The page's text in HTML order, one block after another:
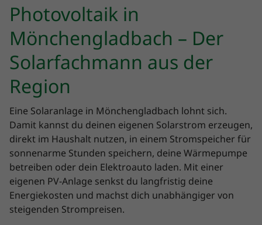
Photovoltaik in
Mönchengladbach – Der
Solarfachmann aus der
Region
Eine Solaranlage in Mönchengladbach lohnt sich.
Damit kannst du deinen eigenen Solarstrom erzeugen,
direkt im Haushalt nutzen, in einem Stromspeicher für
sonnenarme Stunden speichern, deine Wärmepumpe
betreiben oder dein Elektroauto laden. Mit einer
eigenen PV-Anlage senkst du langfristig deine
Energiekosten und machst dich unabhängiger von
steigenden Strompreisen.